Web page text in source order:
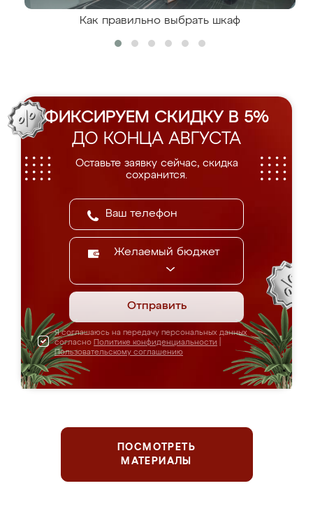
Как правильно выбрать шкаф
ФИКСИРУЕМ СКИДКУ В 5%
ДО КОНЦА АВГУСТА
Оставьте заявку сейчас, скидка
сохранится.
Желаемый бюджет
Отправить
Я соглашаюсь на передачу персональных данных
согласно Политике конфиденциальности
Пользовательскому соглашению
ПОСМОТРЕТЬ
МАТЕРИАЛЫ